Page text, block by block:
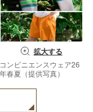
拡大する
コンビニエンスウェア26
年春夏（提供写真）